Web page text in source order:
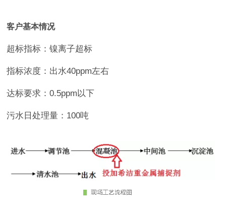
客户基本情况
超标指标：镍离子超标
指标浓度：出水40ppm左右
达标要求：0.5ppm以下
污水日处理量：100吨